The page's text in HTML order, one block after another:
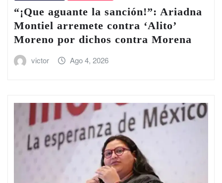
“¡Que aguante la sanción!”: Ariadna
Montiel arremete contra ‘Alito’
Moreno por dichos contra Morena
victor Ago 4, 2026